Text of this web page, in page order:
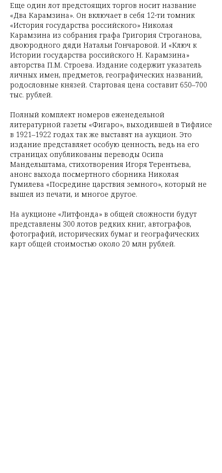
Еще один лот предстоящих торгов носит название
«Два Карамзина». Он включает в себя 12-ти томник
«История государства российского» Николая
Карамзина из собрания графа Григория Строганова,
двоюродного дяди Натальи Гончаровой. И «Ключ к
Истории государства российского Н. Карамзина»
авторства П.М. Строева. Издание содержит указатель
личных имен, предметов, географических названий,
родословные князей. Стартовая цена составит 650–700
тыс. рублей.
Полный комплект номеров еженедельной
литературной газеты «Фигаро», выходившей в Тифлисе
в 1921–1922 годах так же выставят на аукцион. Это
издание представляет особую ценность, ведь на его
страницах опубликованы переводы Осипа
Мандельштама, стихотворения Игоря Терентьева,
анонс выхода посмертного сборника Николая
Гумилева «Посредине царствия земного», который не
вышел из печати, и многое другое.
На аукционе «Литфонда» в общей сложности будут
представлены 300 лотов редких книг, автографов,
фотографий, исторических бумаг и географических
карт общей стоимостью около 20 млн рублей.